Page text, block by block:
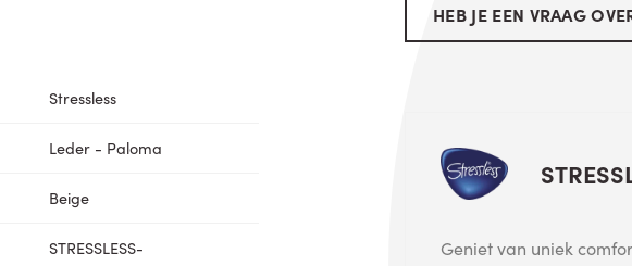
Stressless
Leder - Paloma
Beige
STRESSLESS-
HEB JE EEN VRAAG
Geniet van uniek